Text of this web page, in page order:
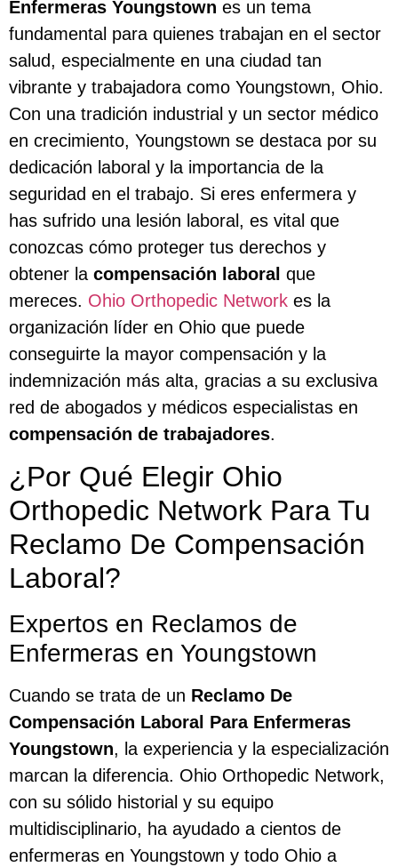
Enfermeras Youngstown es un tema
fundamental para quienes trabajan en el sector
salud, especialmente en una ciudad tan
vibrante y trabajadora como Youngstown, Ohio.
Con una tradición industrial y un sector médico
en crecimiento, Youngstown se destaca por su
dedicación laboral y la importancia de la
seguridad en el trabajo. Si eres enfermera y
has sufrido una lesión laboral, es vital que
conozcas cómo proteger tus derechos y
obtener la compensación laboral que
mereces. Ohio Orthopedic Network es la
organización líder en Ohio que puede
conseguirte la mayor compensación y la
indemnización más alta, gracias a su exclusiva
red de abogados y médicos especialistas en
compensación de trabajadores.
¿Por Qué Elegir Ohio
Orthopedic Network Para Tu
Reclamo De Compensación
Laboral?
Expertos en Reclamos de
Enfermeras en Youngstown
Cuando se trata de un Reclamo De
Compensación Laboral Para Enfermeras
Youngstown, la experiencia y la especialización
marcan la diferencia. Ohio Orthopedic Network,
con su sólido historial y su equipo
multidisciplinario, ha ayudado a cientos de
enfermeras en Youngstown y todo Ohio a